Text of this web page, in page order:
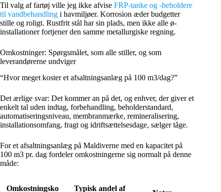
Til valg af fartøj ville jeg ikke afvise FRP-tanke og -beholdere
til vandbehandling i havmiljøer. Korrosion æder budgetter
stille og roligt. Rustfrit stål har sin plads, men ikke alle ø-
installationer fortjener den samme metallurgiske regning.
Omkostninger: Spørgsmålet, som alle stiller, og som
leverandørerne undviger
“Hvor meget koster et afsaltningsanlæg på 100 m3/dag?”
Det ærlige svar: Det kommer an på det, og enhver, der giver et
enkelt tal uden indtag, forbehandling, beholderstandard,
automatiseringsniveau, membranmærke, remineralisering,
installationsomfang, fragt og idriftsættelsesdage, sælger tåge.
For et afsaltningsanlæg på Maldiverne med en kapacitet på
100 m3 pr. dag fordeler omkostningerne sig normalt på denne
måde:
Omkostningsko
Typisk andel af